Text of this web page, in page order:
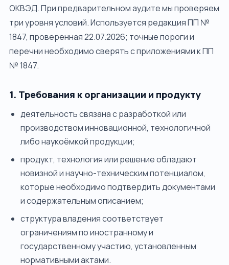
ОКВЭД. При предварительном аудите мы проверяем
три уровня условий. Используется редакция ПП №
1847, проверенная 22.07.2026; точные пороги и
перечни необходимо сверять с приложениями к ПП
№ 1847.
1. Требования к организации и продукту
деятельность связана с разработкой или
производством инновационной, технологичной
либо наукоёмкой продукции;
продукт, технология или решение обладают
новизной и научно-техническим потенциалом,
которые необходимо подтвердить документами
и содержательным описанием;
структура владения соответствует
ограничениям по иностранному и
государственному участию, установленным
нормативными актами.